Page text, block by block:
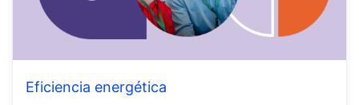
Eficiencia energética